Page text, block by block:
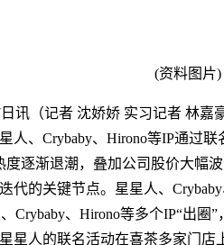
(资料图片)
讯（记者 沈娇娇 实习记者 林嘉
人、Crybaby、Hirono等IP通过
度逐渐退潮，叠加公司股价大幅
代的关键节点。星星人、
Crybaby、Hirono等多个IP“出圈
星人的联名活动在喜茶多家门